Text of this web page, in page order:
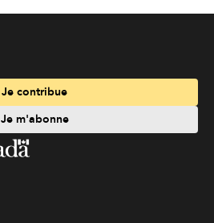
Je contribue
Je m'abonne